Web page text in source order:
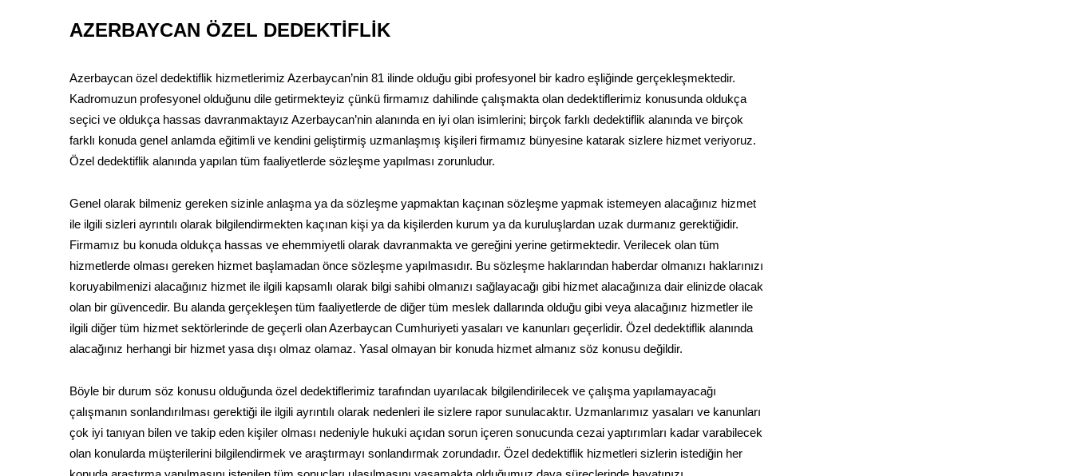
AZERBAYCAN ÖZEL DEDEKTİFLİK
Azerbaycan özel dedektiflik hizmetlerimiz Azerbaycan’nin 81 ilinde olduğu gibi profesyonel bir kadro eşliğinde gerçekleşmektedir.
Kadromuzun profesyonel olduğunu dile getirmekteyiz çünkü firmamız dahilinde çalışmakta olan dedektiflerimiz konusunda oldukça
seçici ve oldukça hassas davranmaktayız Azerbaycan’nin alanında en iyi olan isimlerini; birçok farklı dedektiflik alanında ve birçok
farklı konuda genel anlamda eğitimli ve kendini geliştirmiş uzmanlaşmış kişileri firmamız bünyesine katarak sizlere hizmet veriyoruz.
Özel dedektiflik alanında yapılan tüm faaliyetlerde sözleşme yapılması zorunludur.
Genel olarak bilmeniz gereken sizinle anlaşma ya da sözleşme yapmaktan kaçınan sözleşme yapmak istemeyen alacağınız hizmet
ile ilgili sizleri ayrıntılı olarak bilgilendirmekten kaçınan kişi ya da kişilerden kurum ya da kuruluşlardan uzak durmanız gerektiğidir.
Firmamız bu konuda oldukça hassas ve ehemmiyetli olarak davranmakta ve gereğini yerine getirmektedir. Verilecek olan tüm
hizmetlerde olması gereken hizmet başlamadan önce sözleşme yapılmasıdır. Bu sözleşme haklarından haberdar olmanızı haklarınızı
koruyabilmenizi alacağınız hizmet ile ilgili kapsamlı olarak bilgi sahibi olmanızı sağlayacağı gibi hizmet alacağınıza dair elinizde olacak
olan bir güvencedir. Bu alanda gerçekleşen tüm faaliyetlerde de diğer tüm meslek dallarında olduğu gibi veya alacağınız hizmetler ile
ilgili diğer tüm hizmet sektörlerinde de geçerli olan Azerbaycan Cumhuriyeti yasaları ve kanunları geçerlidir. Özel dedektiflik alanında
alacağınız herhangi bir hizmet yasa dışı olmaz olamaz. Yasal olmayan bir konuda hizmet almanız söz konusu değildir.
Böyle bir durum söz konusu olduğunda özel dedektiflerimiz tarafından uyarılacak bilgilendirilecek ve çalışma yapılamayacağı
çalışmanın sonlandırılması gerektiği ile ilgili ayrıntılı olarak nedenleri ile sizlere rapor sunulacaktır. Uzmanlarımız yasaları ve kanunları
çok iyi tanıyan bilen ve takip eden kişiler olması nedeniyle hukuki açıdan sorun içeren sonucunda cezai yaptırımları kadar varabilecek
olan konularda müşterilerini bilgilendirmek ve araştırmayı sonlandırmak zorundadır. Özel dedektiflik hizmetleri sizlerin istediğin her